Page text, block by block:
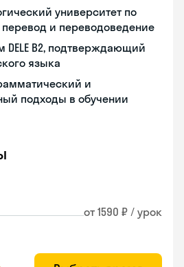
университет по
и переводоведение
DELE B2, подтверждающий
языка
и
подходы в обучении
от 1590 ₽ / урок